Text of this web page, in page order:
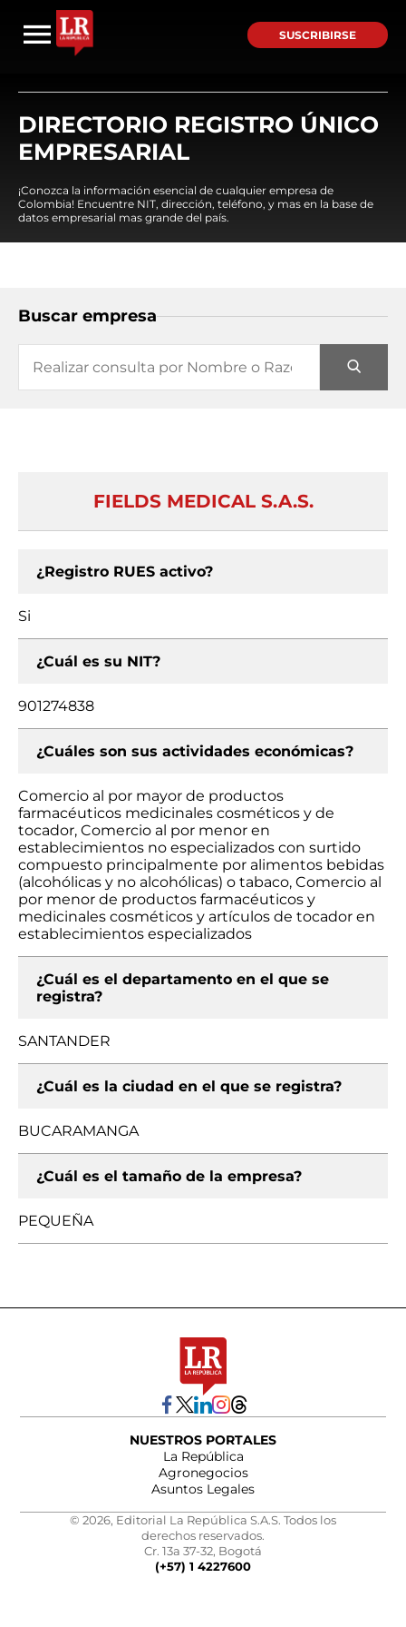
SUSCRIBIRSE
DIRECTORIO REGISTRO ÚNICO
EMPRESARIAL
¡Conozca la información esencial de cualquier empresa de
Colombia! Encuentre NIT, dirección, teléfono, y mas en la base de
datos empresarial mas grande del país.
Buscar empresa
FIELDS MEDICAL S.A.S.
¿Registro RUES activo?
Si
¿Cuál es su NIT?
901274838
¿Cuáles son sus actividades económicas?
Comercio al por mayor de productos
farmacéuticos medicinales cosméticos y de
tocador, Comercio al por menor en
establecimientos no especializados con surtido
compuesto principalmente por alimentos bebidas
(alcohólicas y no alcohólicas) o tabaco, Comercio al
por menor de productos farmacéuticos y
medicinales cosméticos y artículos de tocador en
establecimientos especializados
¿Cuál es el departamento en el que se
registra?
SANTANDER
¿Cuál es la ciudad en el que se registra?
BUCARAMANGA
¿Cuál es el tamaño de la empresa?
PEQUEÑA
NUESTROS PORTALES
La República
Agronegocios
Asuntos Legales
© 2026, Editorial La República S.A.S. Todos los
derechos reservados.
Cr. 13a 37-32, Bogotá
(+57) 1 4227600